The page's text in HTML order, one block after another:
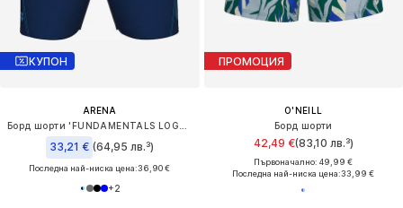
КУПОН
ARENA
33,21 € (64,95 лв.³)
Последна най-ниска цена:36,90 €
+2
ПРОМОЦИЯ
O'NEILL
Борд шорти
42,49 €(83,10 лв.³)
Първоначално: 49,99 €
Последна най-ниска цена:33,99 €